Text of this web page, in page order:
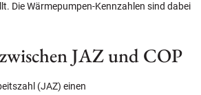
Die Wärmepumpen-Kennzahlen sind dabei
JAZ und COP
(JAZ) einen